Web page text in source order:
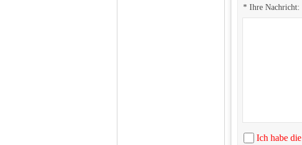
* Ihre Nachricht:
Ich habe die